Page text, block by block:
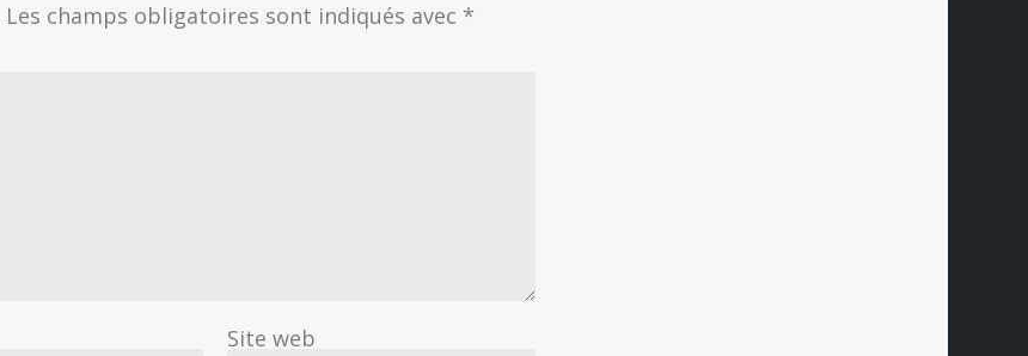
Les champs obligatoires sont indiqués avec *
Site web